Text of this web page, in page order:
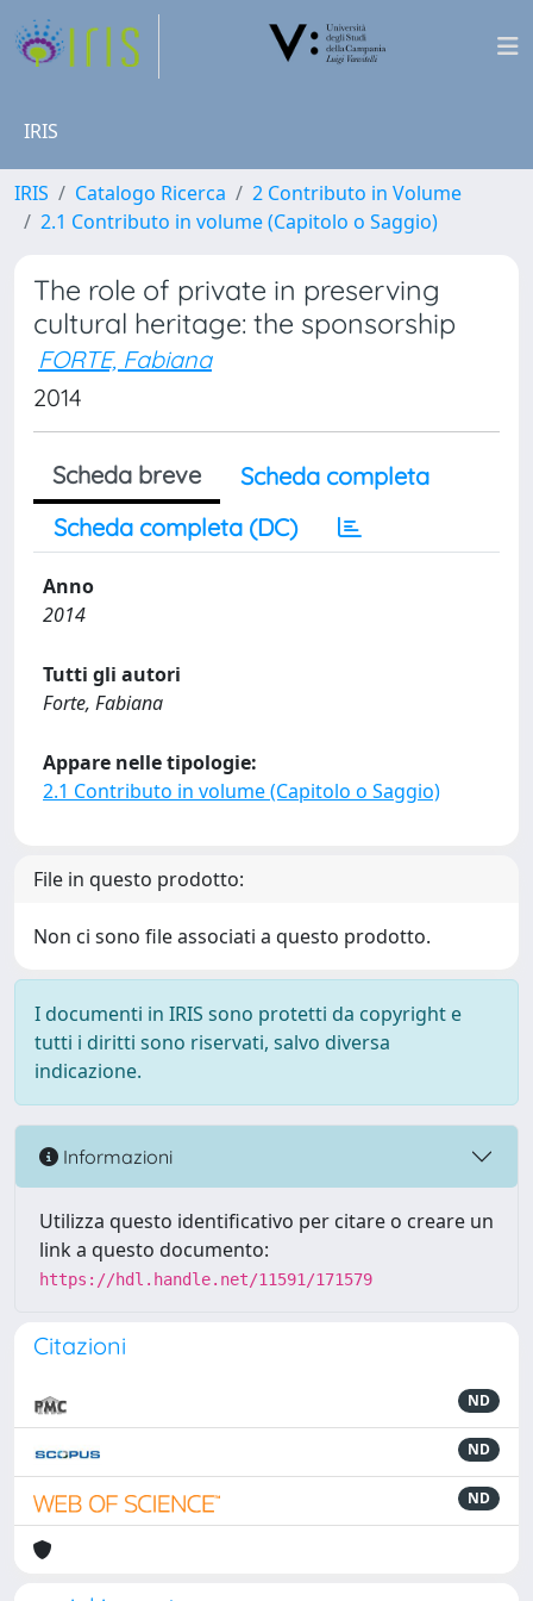
IRIS
IRIS Catalogo Ricerca
2 Contributo in Volume
2.1 Contributo in volume (Capitolo o Saggio)
The role of private in preserving
cultural heritage: the sponsorship
FORTE, Fabiana
2014
Scheda breve
Scheda completa
Scheda completa (DC)
Anno
2014
Tutti gli autori
Forte, Fabiana
Appare nelle tipologie:
2.1 Contributo in volume (Capitolo o Saggio)
File in questo prodotto:
Non ci sono file associati a questo prodotto.
I documenti in IRIS sono protetti da copyright e
tutti i diritti sono riservati, salvo diversa
indicazione.
Informazioni
Utilizza questo identificativo per citare o creare un
link a questo documento:
https://hdl.handle.net/11591/171579
Citazioni
ND
ND
ND